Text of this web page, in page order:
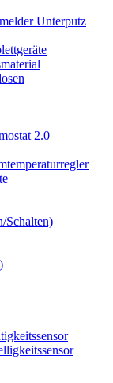
Unterputz
2.0
Schalten)